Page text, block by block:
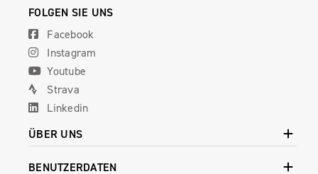
FOLGEN SIE UNS
Facebook
Instagram
Youtube
Strava
Linkedin
ÜBER UNS
BENUTZERDATEN